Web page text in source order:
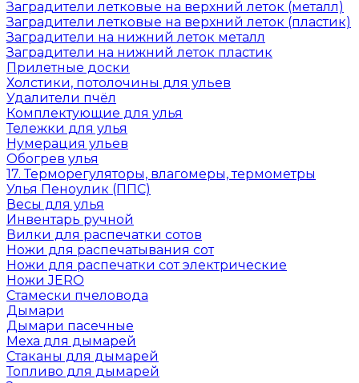
Заградители летковые на верхний леток (металл)
Заградители летковые на верхний леток (пластик)
Заградители на нижний леток металл
Заградители на нижний леток пластик
Прилетные доски
Холстики, потолочины для ульев
Удалители пчёл
Комплектующие для улья
Тележки для улья
Нумерация ульев
Обогрев улья
17. Терморегуляторы, влагомеры, термометры
Улья Пеноулик (ППС)
Весы для улья
Инвентарь ручной
Вилки для распечатки сотов
Ножи для распечатывания сот
Ножи для распечатки сот электрические
Ножи JERO
Стамески пчеловода
Дымари
Дымари пасечные
Меха для дымарей
Стаканы для дымарей
Топливо для дымарей